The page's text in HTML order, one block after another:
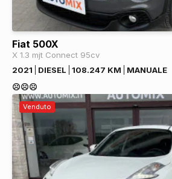
Fiat 500X
X 1.3 mjt Connect 95cv
2021
DIESEL 108.247 KM
MANUALE
☹️☹️☹️
Venduto